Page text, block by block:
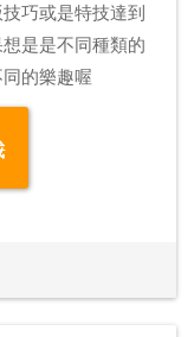
巧或是特技達到
是是不同種類的
的樂趣喔